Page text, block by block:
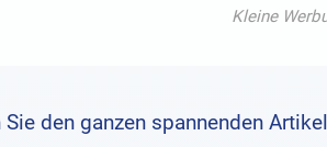
Sie den ganzen spannenden